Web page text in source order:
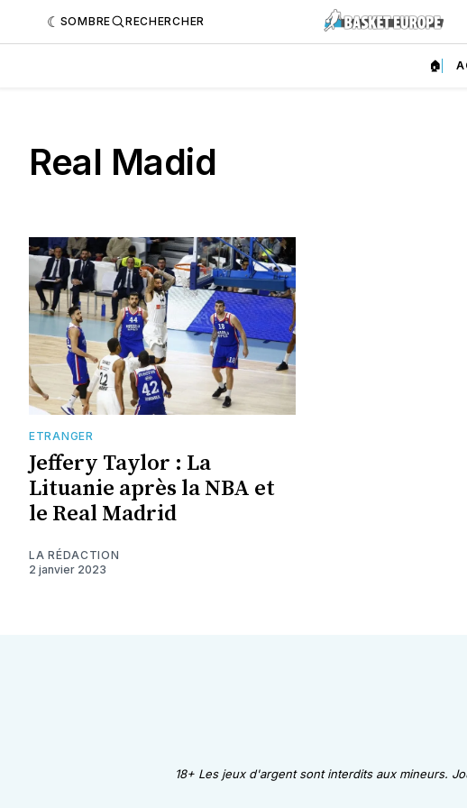
SOMBRE RECHERCHER
🏠
Real Madid
ETRANGER
Jeffery Taylor : La
Lituanie après la NBA et
le Real Madrid
LA RÉDACTION
2 janvier 2023
18+ Les jeux d'argent sont interdits aux mineurs.